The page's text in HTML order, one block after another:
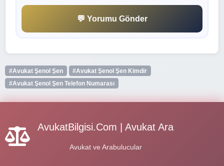
💬 Yorumu Gönder
#Avukat Şenol Şen
#Avukat Şenol Şen Kimdir
#Avukat Şenol Şen Telefon Numarası
AvukatBilgisi.Com | Avukat Ara
Avukat ve Arabulucular